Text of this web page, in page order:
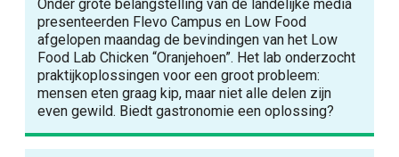
Onder grote belangstelling van de landelijke media
presenteerden Flevo Campus en Low Food
afgelopen maandag de bevindingen van het Low
Food Lab Chicken “Oranjehoen”. Het lab onderzocht
praktijkoplossingen voor een groot probleem:
mensen eten graag kip, maar niet alle delen zijn
even gewild. Biedt gastronomie een oplossing?